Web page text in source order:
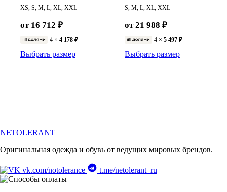
XS, S, M, L, XL, XXL
от 16 712 ₽
4 × 4 178 ₽
Выбрать размер
S, M, L, XL, XXL
от 21 988 ₽
4 × 5 497 ₽
Выбрать размер
NETOLERANT
Оригинальная одежда и обувь от ведущих мировых брендов.
vk.com/notolerance t.me/netolerant_ru